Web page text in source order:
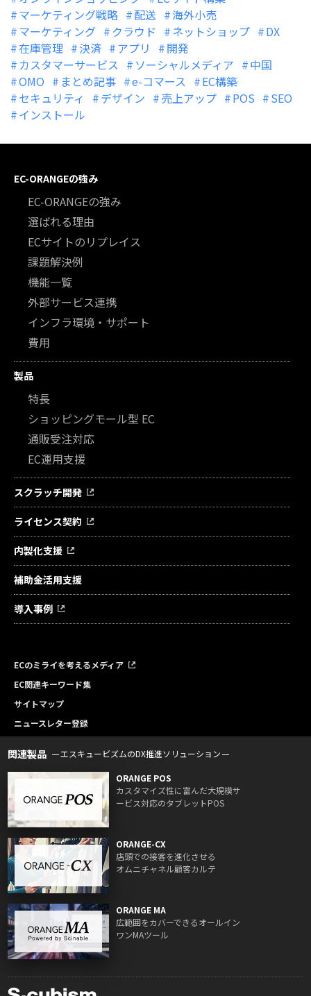
マーケティング戦略
配送
海外小売
マーケティング
クラウド ネットショップ
DX
在庫管理
決済 アプリ
開発
カスタマーサービス
ソーシャルメディア
中国
OMO
まとめ記事 e-コマース
EC構築
セキュリティ
デザイン 売上アップ POS
SEO
インストール
EC-ORANGEの強み
EC-ORANGEの強み
選ばれる理由
ECサイトのリプレイス
課題解決例
機能一覧
外部サービス連携
インフラ環境・サポート
費用
製品
特長
ショッピングモール型 EC
通販受注対応
EC運用支援
スクラッチ開発
ライセンス契約
内製化支援
補助金活用支援
導入事例
ECのミライを考えるメディア
EC関連キーワード集
サイトマップ
ニュースレター登録
関連製品 エスキュービズムのDX推進ソリューション
ORANGE POS
カスタマイズ性に富んだ大規模サ
ービス対応のタブレットPOS
ORANGE-CX
店頭での接客を進化させる
オムニチャネル顧客カルテ
ORANGE MA
広範囲をカバーできるオールイン
ワンMAツール